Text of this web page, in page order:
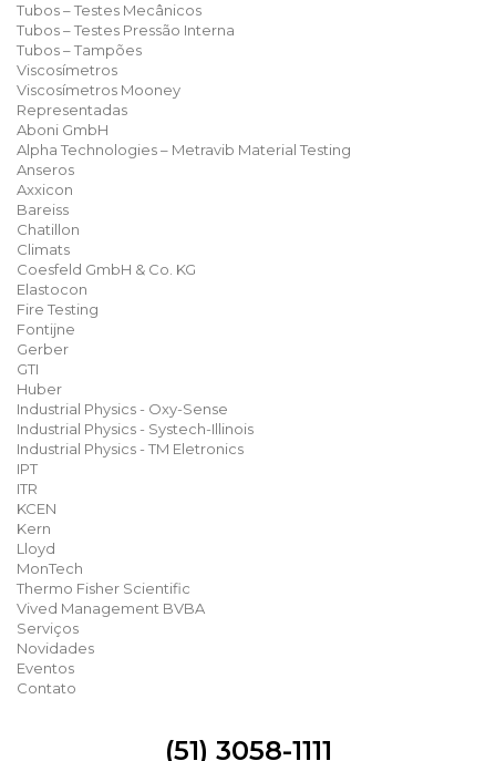
Tubos – Testes Mecânicos
Tubos – Testes Pressão Interna
Tubos – Tampões
Viscosímetros
Viscosímetros Mooney
Representadas
Aboni GmbH
Alpha Technologies – Metravib Material Testing
Anseros
Axxicon
Bareiss
Chatillon
Climats
Coesfeld GmbH & Co. KG
Elastocon
Fire Testing
Fontijne
Gerber
GTI
Huber
Industrial Physics - Oxy-Sense
Industrial Physics - Systech-Illinois
Industrial Physics - TM Eletronics
IPT
ITR
KCEN
Kern
Lloyd
MonTech
Thermo Fisher Scientific
Vived Management BVBA
Serviços
Novidades
Eventos
Contato
(51) 3058-1111